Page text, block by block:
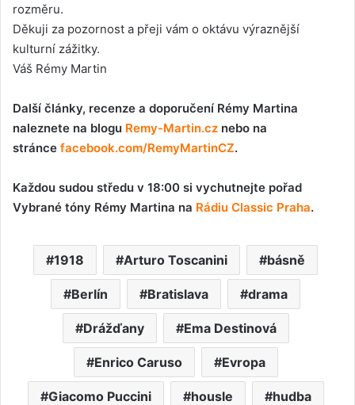
rozměru.
Děkuji za pozornost a přeji vám o oktávu výraznější
kulturní zážitky.
Váš Rémy Martin
Další články, recenze a doporučení Rémy Martina
naleznete na blogu Remy-Martin.cz nebo na
stránce facebook.com/RemyMartinCZ.
Každou sudou středu v 18:00 si vychutnejte pořad
Vybrané tóny Rémy Martina na Rádiu Classic Praha.
1918 Arturo Toscanini básně
Berlín Bratislava drama
Drážďany Ema Destinová
Enrico Caruso Evropa
Giacomo Puccini housle hudba